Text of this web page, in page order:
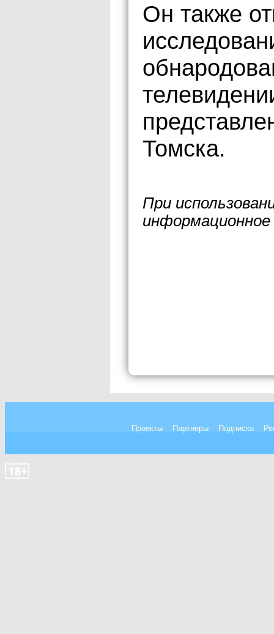
Он также
Томска.
При
Проекты Партнеры Подписка